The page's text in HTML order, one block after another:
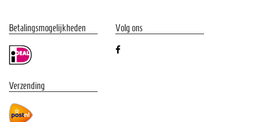
Betalingsmogelijkheden
Verzending
Volg ons